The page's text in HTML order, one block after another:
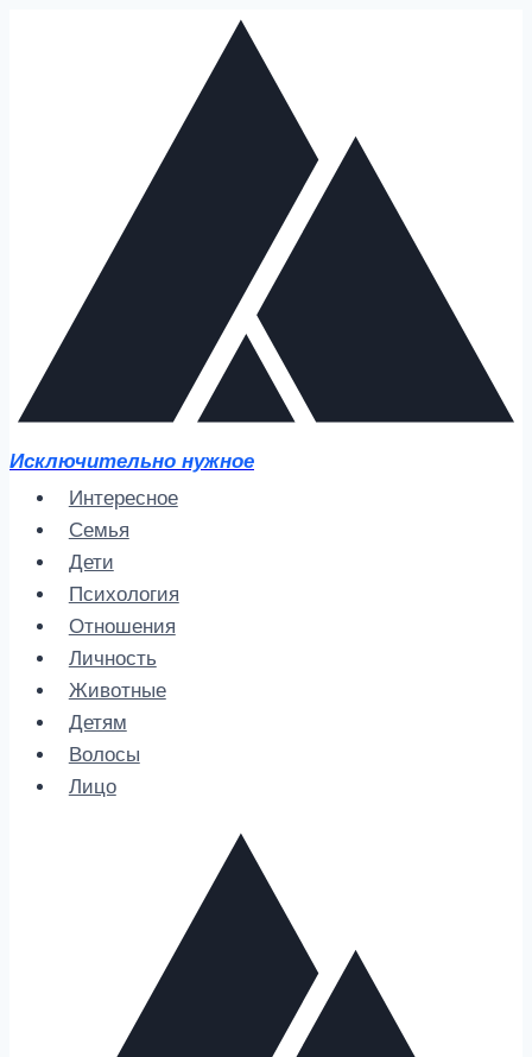
Исключительно нужное
Интересное
Семья
Дети
Психология
Отношения
Личность
Животные
Детям
Волосы
Лицо